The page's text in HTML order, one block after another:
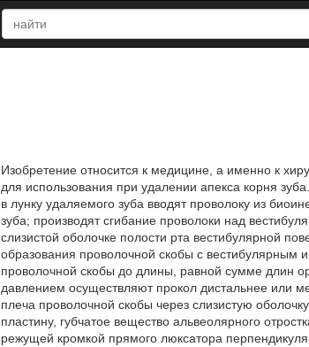
Изобретение относится к медицине, а именно к
для использования при удалении апекса корня
в лунку удаляемого зуба вводят проволоку из
зуба; производят сгибание проволоки над
слизистой оболочке полости рта вестибулярной
образования проволочной скобы с вестибулярным
проволочной скобы до длины, равной сумме длин
давлением осуществляют прокол дистальнее или
плеча проволочной скобы через слизистую
пластину, губчатое вещество альвеолярного
режущей кромкой прямого люксатора